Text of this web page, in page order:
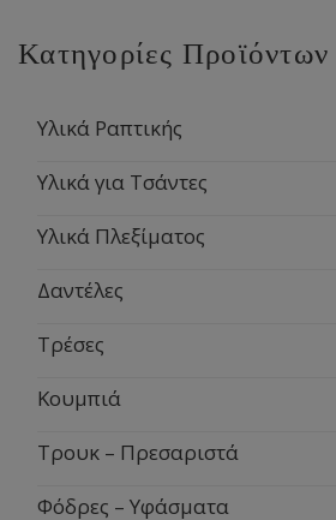
Κατηγορίες Προϊόντων
Υλικά Ραπτικής
Υλικά για Τσάντες
Υλικά Πλεξίματος
Δαντέλες
Τρέσες
Κουμπιά
Τρουκ – Πρεσαριστά
Φόδρες – Υφάσματα